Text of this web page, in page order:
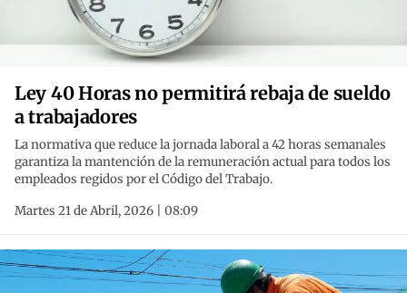
Ley 40 Horas no permitirá rebaja de sueldo
a trabajadores
La normativa que reduce la jornada laboral a 42 horas semanales
garantiza la mantención de la remuneración actual para todos los
empleados regidos por el Código del Trabajo.
Martes 21 de Abril, 2026 | 08:09